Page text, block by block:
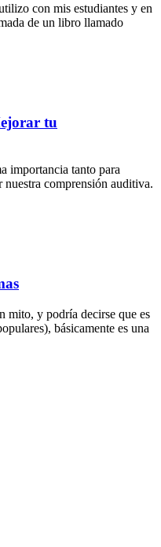
con mis estudiantes y en
de un libro llamado
tu
importancia tanto para
nuestra comprensión auditiva.
mito, y podría decirse que es
básicamente es una